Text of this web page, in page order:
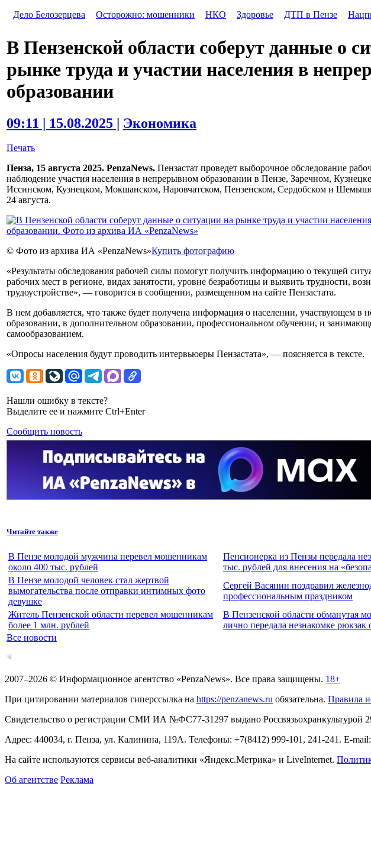
Дело Белозерцева
Осторожно: мошенники НКО Здоровье ДТП в Пензе
В Пензенской области соберут данные о
рынке труда и участии населения в
образовании
09:11 | 15.08.2025 | Экономика
Печать
Пенза, 15 августа 2025. PenzaNews. Пензастат проведет выборочное обследование
наблюдение участия населения в непрерывном образовании в Пензе, Заречном,
Иссинском, Кузнецком, Мокшанском, Наровчатском, Пензенском, Сердобском и
24 августа.
© Фото из архива ИА «PenzaNews»Купить фотографию
«Результаты обследования рабочей силы помогут получить информацию о текущей
рабочих мест в регионе, видах занятости, уровне безработицы и выявить трудности,
трудоустройстве», — говорится в сообщении, размещенном на сайте Пензастата.
В нем добавляется, что также будет получена информация о населении, участвующем в
образовании, в дополнительном образовании, профессиональном обучении, и
самообразованием.
«Опросы населения будут проводить интервьюеры Пензастата», — поясняется в тексте.
Нашли ошибку в тексте?
Выделите ее и нажмите Ctrl+Enter
Сообщить новость
Читайте также
В Пензе молодой мужчина перевел мошенникам
около 400 тыс. рублей
Пенсионерка из Пензы передала
тыс. рублей для внесения на
В Пензе молодой человек стал жертвой
вымогательства после отправки интимных фото
девушке
Сергей Васянин поздравил
профессиональным праздником
Житель Пензенской области перевел мошенникам
более 1 млн. рублей
В Пензенской области обманутая
лично передала незнакомке рюкзак
Все новости
2007–2026 © Информационное агентство «PenzaNews». Все права защищены. 18+
При цитировании материалов гиперссылка на https://penzanews.ru обязательна. Правила
Свидетельство о регистрации СМИ ИА №ФС77-31297 выдано Россвязьохранкультурой
Адрес: 440034, г. Пенза, ул. Калинина, 119А. Телефоны: +7(8412) 999-101, 241-241 . E-mail:
На сайте используются сервисы веб-аналитики «Яндекс.Метрика» и LiveInternet.
Об агентстве Реклама